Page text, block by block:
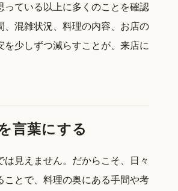
っている以上に多くのことを確認
、混雑状況、料理の内容、お店の
を少しずつ減らすことが、来店に
言葉にする
は見えません。だからこそ、日々
ことで、料理の奥にある手間や考